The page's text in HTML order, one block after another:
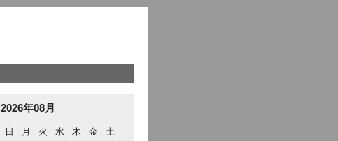
2026年08月
日 月 火 水 木 金
土